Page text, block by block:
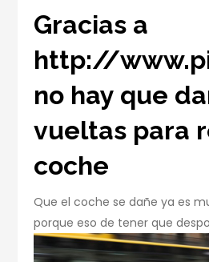
Gracias a
http://
no hay que
vueltas para
coche
Que el coche se dañe ya es
porque eso de tener que